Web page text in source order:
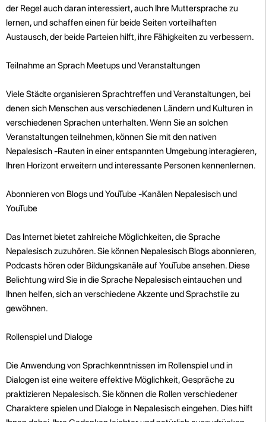
der Regel auch daran interessiert, auch Ihre Muttersprache zu
lernen, und schaffen einen für beide Seiten vorteilhaften
Austausch, der beide Parteien hilft, ihre Fähigkeiten zu verbessern.
Teilnahme an Sprach Meetups und Veranstaltungen
Viele Städte organisieren Sprachtreffen und Veranstaltungen, bei
denen sich Menschen aus verschiedenen Ländern und Kulturen in
verschiedenen Sprachen unterhalten. Wenn Sie an solchen
Veranstaltungen teilnehmen, können Sie mit den nativen
Nepalesisch -Rauten in einer entspannten Umgebung interagieren,
Ihren Horizont erweitern und interessante Personen kennenlernen.
Abonnieren von Blogs und YouTube -Kanälen Nepalesisch und
YouTube
Das Internet bietet zahlreiche Möglichkeiten, die Sprache
Nepalesisch zuzuhören. Sie können Nepalesisch Blogs abonnieren,
Podcasts hören oder Bildungskanäle auf YouTube ansehen. Diese
Belichtung wird Sie in die Sprache Nepalesisch eintauchen und
Ihnen helfen, sich an verschiedene Akzente und Sprachstile zu
gewöhnen.
Rollenspiel und Dialoge
Die Anwendung von Sprachkenntnissen im Rollenspiel und in
Dialogen ist eine weitere effektive Möglichkeit, Gespräche zu
praktizieren Nepalesisch. Sie können die Rollen verschiedener
Charaktere spielen und Dialoge in Nepalesisch eingehen. Dies hilft